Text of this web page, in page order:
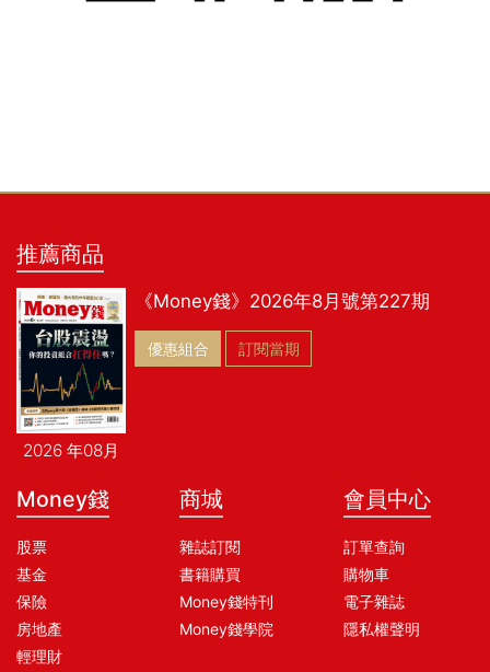
推薦商品
2026 年08月
《Money錢》2026年8月號第227期
優惠組合 訂閱當期
Money錢
股票
基金
保險
房地產
輕理財
商城
雜誌訂閱
書籍購買
Money錢特刊
Money錢學院
會員中心
訂單查詢
購物車
電子雜誌
隱私權聲明